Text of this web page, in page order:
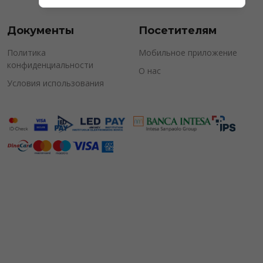
Документы
Политика
конфиденциальности
Условия использования
Посетителям
Мобильное приложение
О нас